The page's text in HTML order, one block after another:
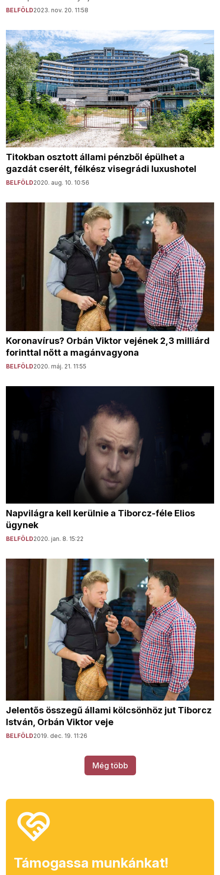
BELFÖLD2023. nov. 20. 11:58
Titokban osztott állami pénzből épülhet a
gazdát cserélt, félkész visegrádi luxushotel
BELFÖLD2020. aug. 10. 10:56
Koronavírus? Orbán Viktor vejének 2,3 milliárd
forinttal nőtt a magánvagyona
BELFÖLD2020. máj. 21. 11:55
Napvilágra kell kerülnie a Tiborcz-féle Elios
ügynek
BELFÖLD2020. jan. 8. 15:22
Jelentős összegű állami kölcsönhöz jut Tiborcz
István, Orbán Viktor veje
BELFÖLD2019. dec. 19. 11:26
Még több
Támogassa munkánkat!